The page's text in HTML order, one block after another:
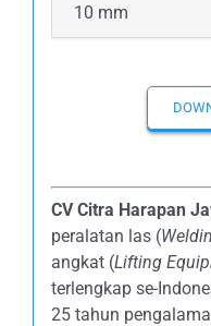
10 mm
CV Citra Harapan
peralatan las (
angkat (Lifting
terlengkap se-
25 tahun